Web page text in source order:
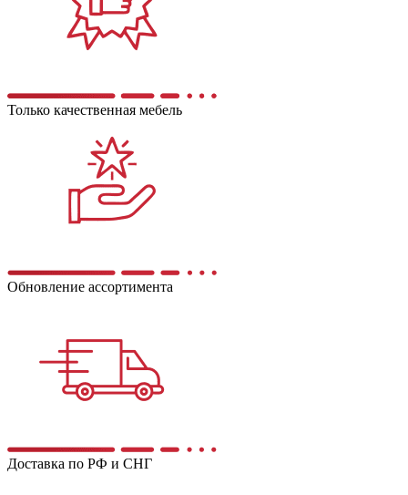
Только качественная мебель
Обновление ассортимента
Доставка по РФ и СНГ